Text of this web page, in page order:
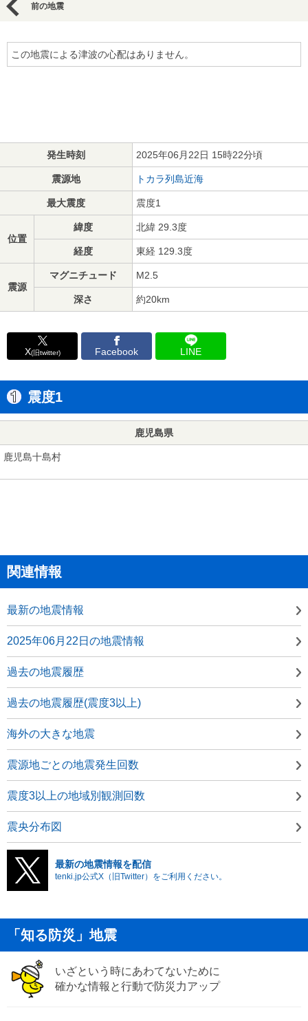
前の地震
この地震による津波の心配はありません。
発生時刻 2025年06月22日 15時22分頃
震源地 トカラ列島近海
最大震度 震度1
位置
緯度 北緯 29.3度
経度 東経 129.3度
震源
マグニチュード M2.5
深さ 約20km
X(旧twitter) Facebook LINE
震度1
鹿児島県
鹿児島十島村
関連情報
最新の地震情報
2025年06月22日の地震情報
過去の地震履歴
過去の地震履歴(震度3以上)
海外の大きな地震
震源地ごとの地震発生回数
震度3以上の地域別観測回数
震央分布図
最新の地震情報を配信
tenki.jp公式X（旧Twitter）をご利用ください。
「知る防災」地震
いざという時にあわてないために
確かな情報と行動で防災力アップ